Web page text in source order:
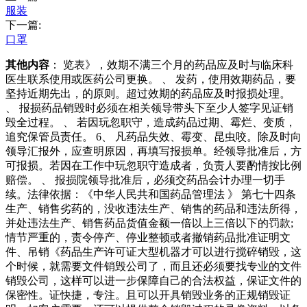
服装
下一篇:
口罩
其他内容 ： 览表》，效期不满三个月的药品应及时与临床科
医生联系使用或医药公司更换。 、 发药，使用效期药品，要
坚持近期先出，的原则。超过效期的药品应及时报损处理。
、 报损药品销毁时必须在相关领导带头下至少人签字见证销
毁全过程。 、 若因玩忽职守，造成药品过期、霉烂、变质，
追究保管员责任。 6、 凡药品失效、霉变、昆虫咬。除及时向
领导汇报外，应查明原因，再填写报损单。经领导批准后，方
可报损。若因在工作中玩忽职守造成者，负责人要酌情按比例
赔偿。 、 报损院领导批准后，必须交药品会计办理一切手
续。法律依据：《中华人民共和国药品管理法 》 第七十四条
生产、销售劣药的，没收违法生产、销售的药品和违法所得，
并处违法生产、销售药品货值金额一倍以上三倍以下的罚款;
情节严重的，责令停产、停业整顿或者撤销药品批准证明文
件、吊销《药品生产许可证大型机器才可以进行搅碎销毁，这
个时候，就需要文件销毁公司了，而且还必须要找专业的文件
销毁公司，这样可以进一步保障自己的合法权益，保证文件的
保密性。证快捷，专注。且可以开具销毁业务的正规销毁证